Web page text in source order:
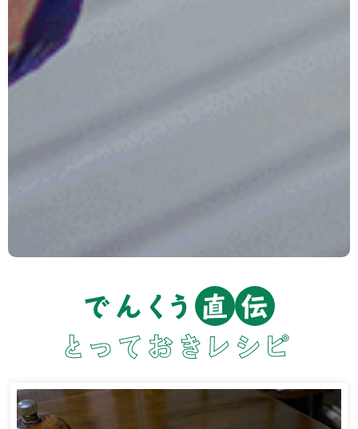
でんくう 直 伝
とっておきレシピ